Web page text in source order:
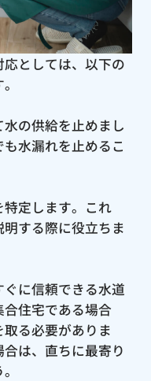
としては、以下の
の供給を止めまし
水漏れを止めるこ
定します。これ
する際に役立ちま
に信頼できる水道
住宅である場合
る必要がありま
は、直ちに最寄り